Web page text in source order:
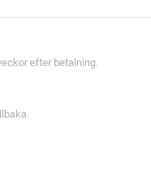
efter betalning.